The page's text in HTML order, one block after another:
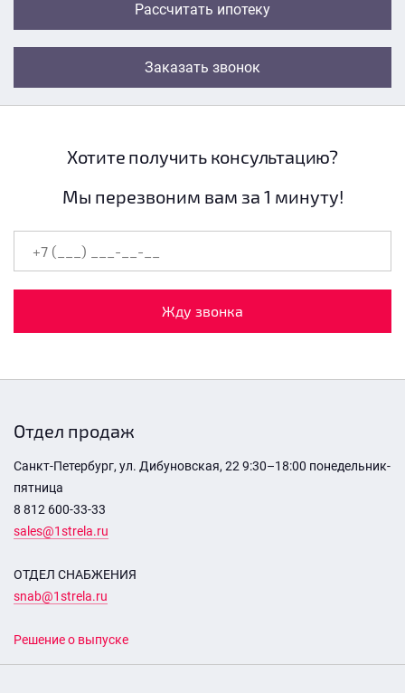
Рассчитать ипотеку
Заказать звонок
Хотите получить консультацию?
Мы перезвоним вам за 1 минуту!
Жду звонка
Отдел продаж
Санкт-Петербург, ул. Дибуновская, 22 9:30–18:00 понедельник-
пятница
8 812 600-33-33
sales@1strela.ru
ОТДЕЛ СНАБЖЕНИЯ
snab@1strela.ru
Решение о выпуске